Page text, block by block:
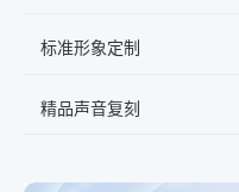
标准形象定制
精品声音复刻